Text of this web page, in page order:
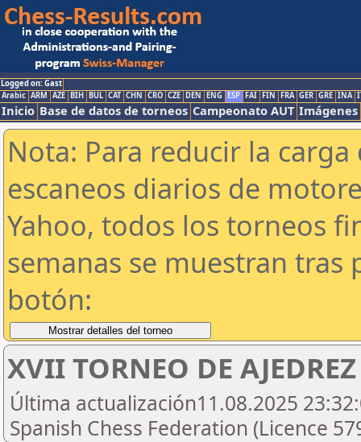
Logged on: Gast
Arabic ARM AZE BIH BUL CAT CHN CRO CZE DEN ENG ESP FAI FIN FRA GER GRE INA
Inicio Base de datos de torneos Campeonato AUT Imágenes
Nota: Para reducir la
escaneos diarios de
Yahoo, todos los torneos
semanas se muestran tras
botón:
XVII TORNEO DE
Última actualización11.08.2025
Spanish Chess Federation (Licence